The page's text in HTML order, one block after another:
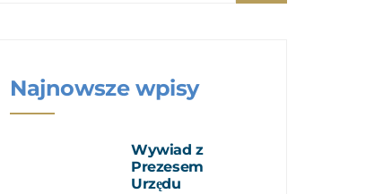
Najnowsze wpisy
Wywiad z
Prezesem
Urzędu